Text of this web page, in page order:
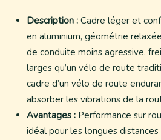
Description : Cadre léger et
en aluminium, géométrie
de conduite moins agressive,
larges qu’un vélo de route
cadre d’un vélo de route
absorber les vibrations de la
Avantages : Performance sur
idéal pour les longues